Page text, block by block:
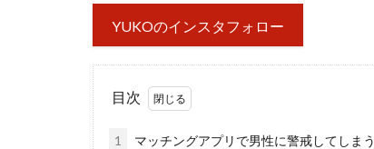
YUKOのインスタフォロー
目次
1 マッチングアプリで男性に警戒してしまう